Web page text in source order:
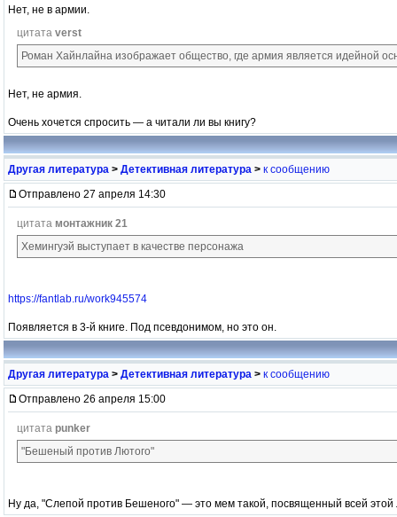
Нет, не в армии.
цитата verst
Роман Хайнлайна изображает общество, где армия является идейной
Нет, не армия.
Очень хочется спросить — а читали ли вы книгу?
Другая литература > Детективная литература > к сообщению
Отправлено 27 апреля 14:30
цитата монтажник 21
Хемингуэй выступает в качестве персонажа
https://fantlab.ru/work945574
Появляется в 3-й книге. Под псевдонимом, но это он.
Другая литература > Детективная литература > к сообщению
Отправлено 26 апреля 15:00
цитата punker
"Бешеный против Лютого"
Ну да, "Слепой против Бешеного" — это мем такой, посвященный всей этой